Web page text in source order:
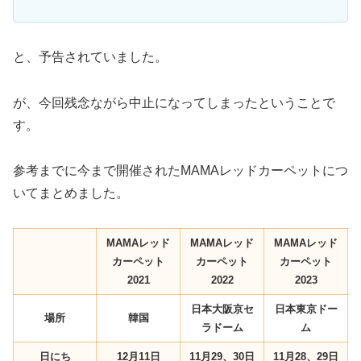
と、予告されていました。
が、今回残念ながら中止になってしまったということで
す。
参考までに今まで開催されたMAMAレッドカーペットにつ
いてまとめました。
MAMAレッド
カーペット
2021
MAMAレッド
カーペット
2022
MAMAレッド
カーペット
2023
場所 韓国
日本大阪京セ
ラドーム
日本東京ドー
ム
日にち 12月11日 11月29、30日 11月28、29日